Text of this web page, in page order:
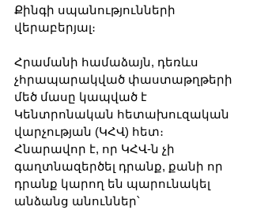
Քինգի սպանությունների
վերաբերյալ։
Հրամանի համաձայն, դեռևս
չհրապարակված փաստաթղթերի
մեծ մասը կապված է
Կենտրոնական հետախուզական
վարչության (ԿՀՎ) հետ։
Հնարավոր է, որ ԿՀՎ-ն չի
գաղտնազերծել դրանք, քանի որ
դրանք կարող են պարունակել
անձանց անուններ՝